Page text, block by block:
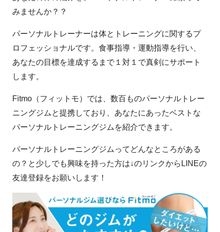
みませんか？？
パーソナルトレーナーは体とトレーニングに関するプ
ロフェッショナルです。食事指導・運動指導を行い、
あなたの目標を達成するまで１対１で真剣にサポート
します。
Fitmo（フィットモ）では、数百ものパーソナルトレー
ニングジムと提携しており、あなたにあったベストな
パーソナルトレーニングジムを紹介できます。
パーソナルトレーニングジムってどんなところがある
の？と少しでも興味を持った方は↓のリンクからLINEの
友達登録をお願いします！